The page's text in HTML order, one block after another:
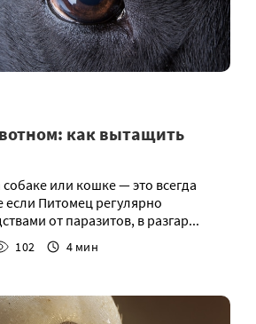
как вытащить
или кошке — это всегда
Питомец регулярно
от паразитов, в разгар...
102 4 мин